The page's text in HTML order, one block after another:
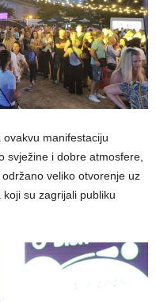
manifestaciju
svježine i dobre atmosfere,
veliko otvorenje uz
su zagrijali publiku